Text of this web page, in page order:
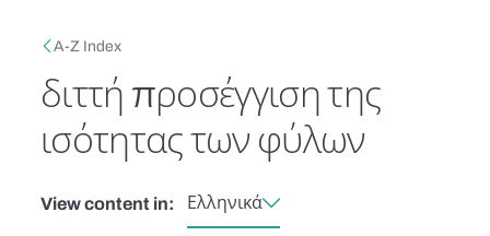
Breadcrumb
A-Z Index
διττή προσέγγιση της
ισότητας των φύλων
View content in: Ελληνικά